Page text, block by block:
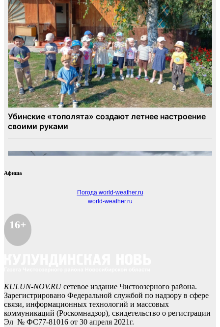
Афиша
Погода world-weather.ru
world-weather.ru
16+
KULUN-NOV.RUсетевое издание Чистоозерного района.
Зарегистрировано Федеральной службой по надзору в сфере
связи, информационных технологий и массовых
коммуникаций (Роскомнадзор), свидетельство о регистрации
Эл № ФС77-81016 от 30 апреля 2021г.